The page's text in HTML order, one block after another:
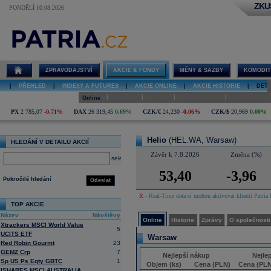
PONDĚLÍ 10.08.2026
Helio online
ZPRAVODAJSTVÍ AKCIE & FONDY MĚNY & SAZBY
PŘEHLED INDEXY A FUTURES AKCIE ONLINE AKCIE HISTORIE
Online
PX 2 785,07 -0,71% DAX 26 319,45 0,69% CZK/€ 24,230 -0,06% CZK/$ 20,969 0,00%
HLEDÁNÍ V DETAILU AKCIÍ
select
Odeslat
Pokročilé hledání
TOP AKCIE
Název
Návštěvy
Xtrackers MSCI World Value
UCITS ETF
5
Red Robin Gourmt
23
GEMZ Crp
7
Sp US Ps Eqty GBTC
1
Helio (HEL.WA, Warsaw)
Závěr k 7.8.2026 Změna (%)
53,40 -3,96
R - Real-Time data si mohou aktivovat klienti
Online Historie Zprávy O společnosti
Warsaw
Nejlepší nákup
Objem (ks)
Cena (PLN)
Cena